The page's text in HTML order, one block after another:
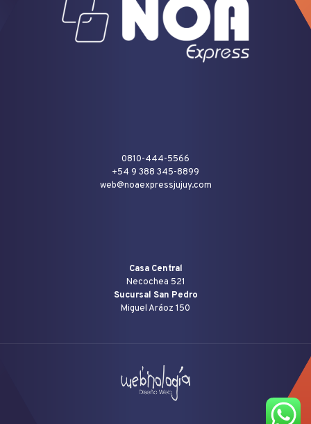
0810-444-5566
+54 9 388 345-8899
web@noaexpressjujuy.com
Casa Central
Necochea 521
Sucursal San Pedro
Miguel Aráoz 150